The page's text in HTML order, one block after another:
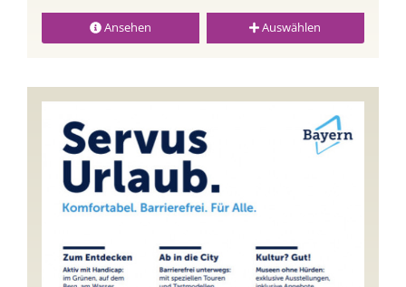
Ansehen Auswählen